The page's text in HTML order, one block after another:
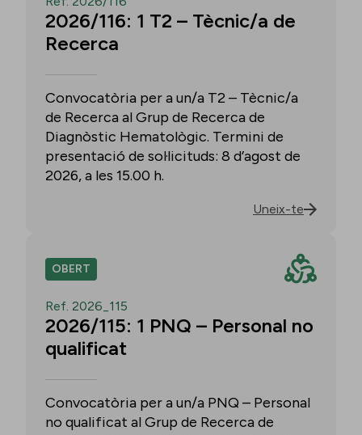
2026/116: 1 T2 – Tècnic/a de
Recerca
Convocatòria per a un/a T2 – Tècnic/a
de Recerca al Grup de Recerca de
Diagnòstic Hematològic. Termini de
presentació de sol·licituds: 8 d’agost de
2026, a les 15.00 h.
Uneix-te
OBERT
Ref. 2026_115
2026/115: 1 PNQ – Personal no
qualificat
Convocatòria per a un/a PNQ – Personal
no qualificat al Grup de Recerca de